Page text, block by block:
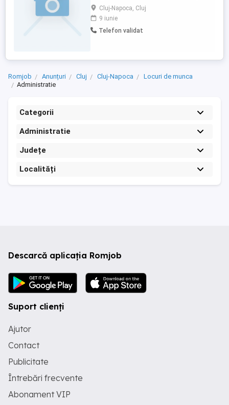
Studii: medii Competente: foare bune
abilitati de comunicare si interactionare
relationare clienti,experienta procesare
documente, planificare, respectare
Cluj-Napoca, Cluj
9 iunie
Telefon validat
Romjob Anunțuri Cluj Cluj-Napoca
Locuri de munca
Administratie
Categorii
Administratie
Județe
Localități
Descarcă aplicația Romjob
Suport clienți
Ajutor
Contact
Publicitate
Întrebări frecvente
Abonament VIP